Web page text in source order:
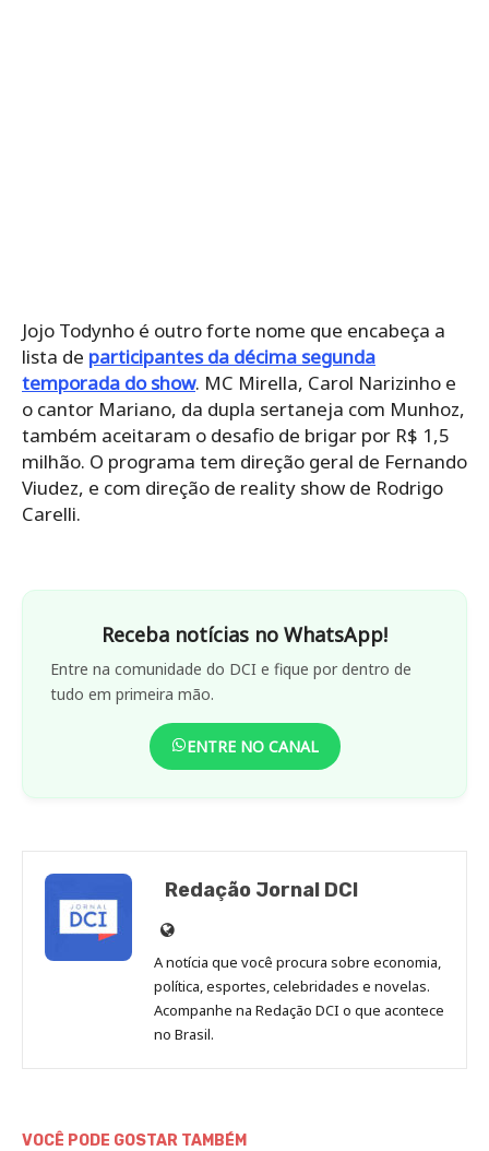
Jojo Todynho é outro forte nome que encabeça a
lista de participantes da décima segunda
temporada do show. MC Mirella, Carol Narizinho e
o cantor Mariano, da dupla sertaneja com Munhoz,
também aceitaram o desafio de brigar por R$ 1,5
milhão. O programa tem direção geral de Fernando
Viudez, e com direção de reality show de Rodrigo
Carelli.
Receba notícias no WhatsApp!
Entre na comunidade do DCI e fique por dentro de
tudo em primeira mão.
ENTRE NO CANAL
Redação Jornal DCI
Site
de
Redação
Jornal
DCI
A notícia que você procura sobre economia,
política, esportes, celebridades e novelas.
Acompanhe na Redação DCI o que acontece
no Brasil.
VOCÊ PODE GOSTAR TAMBÉM